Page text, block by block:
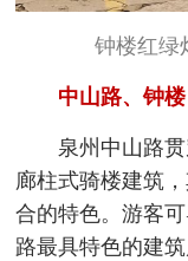
钟楼红绿
中山路、钟楼
泉州中山路
廊柱式骑楼建筑
合的特色。游客
路最具特色的建